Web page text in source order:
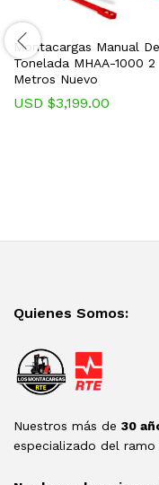
Montacargas Manual
Tonelada MHAA-1000 2
Metros Nuevo
USD $3,199.00
Quienes Somos:
Nuestros más de 30
especializado del